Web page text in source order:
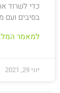
כדי לשרוד
בסיבים ועם
למאמר
יוני 29, 2021